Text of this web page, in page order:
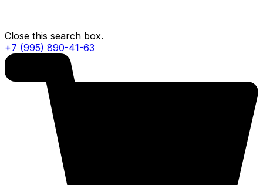
Close this search box.
+7 (995) 890-41-63